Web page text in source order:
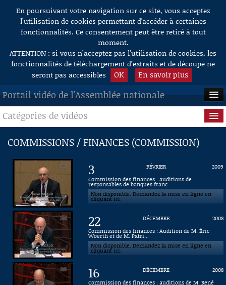
Aller au contenu
En poursuivant votre navigation sur ce site, vous acceptez
l’utilisation de cookies permettant d'accéder à certaines
fonctionnalités. Ce consentement peut être retiré à tout
moment.
ATTENTION : si vous n’acceptez pas l’utilisation de cookies, les
fonctionnalités de téléchargement d’extraits et de découpe ne
seront pas accessibles
OK En savoir plus
Portail vidéo de l'Assemblée nationale
ACCUEIL
EN DIRECT
À LA DEMANDE
RECHERCHE
AIDE À LA DÉCOUPE
DE VIDÉOS
Catégories de vidéos
Séance publique
Questions au Gouvernement
Commissions
Présidence
Évènements
Connaissance, Histoire
COMMISSIONS / FINANCES (COMMISSION)
3 FÉVRIER
2009
Commission des finances : auditions de
responsables de banques franç...
Non disponible. Demandez la mise en ligne en
cliquant ici.
22 DÉCEMBRE
2008
Commission des finances : Audition de M. Éric
Woerth et de M. Patri...
Non disponible. Demandez la mise en ligne en
cliquant ici.
16 DÉCEMBRE
2008
Commission des finances : auditions de M. René